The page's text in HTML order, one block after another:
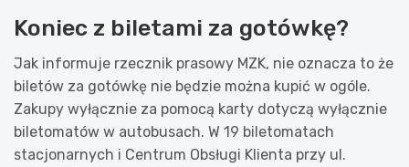
Koniec z biletami za gotówkę?
Jak informuje rzecznik prasowy MZK, nie oznacza to że
biletów za gotówkę nie będzie można kupić w ogóle.
Zakupy wyłącznie za pomocą karty dotyczą wyłącznie
biletomatów w autobusach. W 19 biletomatach
stacjonarnych i Centrum Obsługi Klienta przy ul.